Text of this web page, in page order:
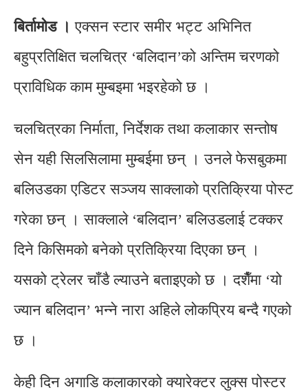
बिर्तामोड । एक्सन स्टार समीर भट्ट अभिनित
बहुप्रतिक्षित चलचित्र ‘बलिदान’को अन्तिम चरणको
प्राविधिक काम मुम्बइमा भइरहेको छ ।
चलचित्रका निर्माता, निर्देशक तथा कलाकार सन्तोष
सेन यही सिलसिलामा मुम्बईमा छन् । उनले फेसबुकमा
बलिउडका एडिटर सञ्जय साक्लाको प्रतिक्रिया पोस्ट
गरेका छन् । साक्लाले ‘बलिदान’ बलिउडलाई टक्कर
दिने किसिमको बनेको प्रतिक्रिया दिएका छन् ।
यसको ट्रेलर चाँडै ल्याउने बताइएको छ । दशैँमा ‘यो
ज्यान बलिदान’ भन्ने नारा अहिले लोकप्रिय बन्दै गएको
छ ।
केही दिन अगाडि कलाकारको क्यारेक्टर लुक्स पोस्टर